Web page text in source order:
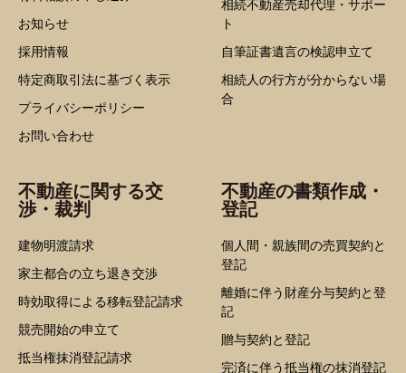
お知らせ
採用情報
特定商取引法に基づく表示
プライバシーポリシー
お問い合わせ
相続不動産売却代理・サポー
ト
自筆証書遺言の検認申立て
相続人の行方が分からない場
合
不動産に関する交
渉・裁判
建物明渡請求
家主都合の立ち退き交渉
時効取得による移転登記請求
競売開始の申立て
抵当権抹消登記請求
不動産の書類作成・
登記
個人間・親族間の売買契約と
登記
離婚に伴う財産分与契約と登
記
贈与契約と登記
完済に伴う抵当権の抹消登記